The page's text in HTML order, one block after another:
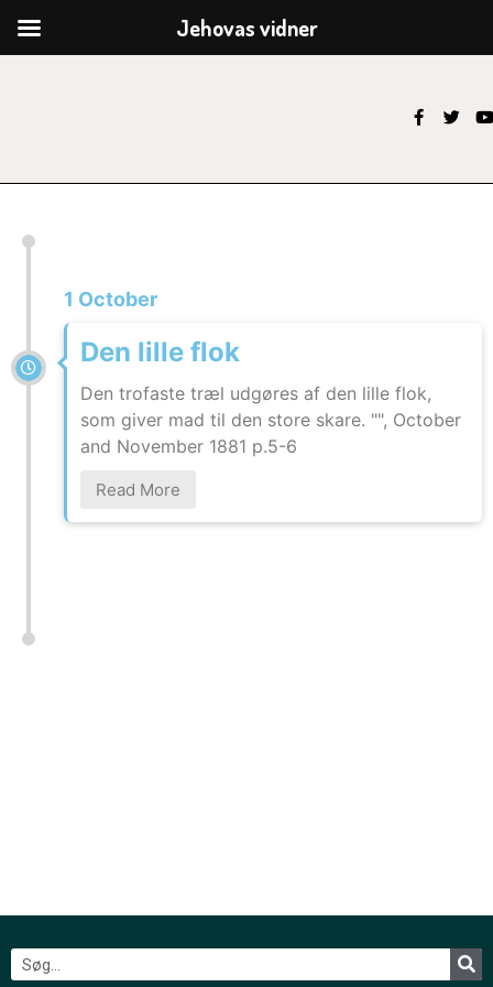
1 October
Den lille flok
Den trofaste træl udgøres af den lille flok,
som giver mad til den store skare. "", October
and November 1881 p.5-6
Read More
Jehovas vidner